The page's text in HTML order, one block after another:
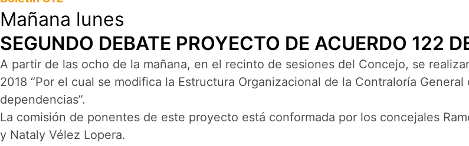
Mañana lunes
SEGUNDO DEBATE PROYECTO DE ACUERDO 122
A partir de las ocho de la mañana, en el recinto de sesiones del Concejo, se
2018 “Por el cual se modifica la Estructura Organizacional de la Contraloría
dependencias”.
La comisión de ponentes de este proyecto está conformada por los concejales
y Nataly Vélez Lopera.